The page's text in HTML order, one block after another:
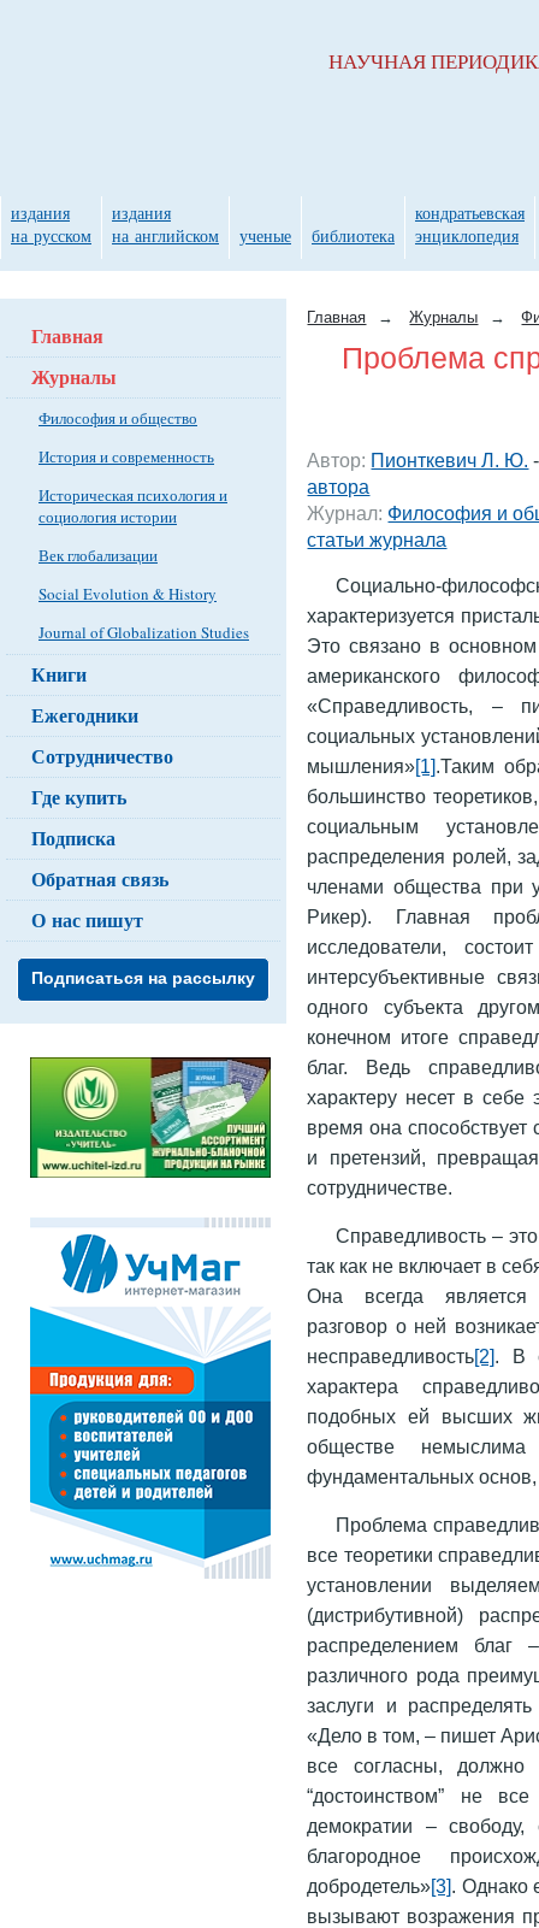
Главная → Журналы →
Проблема
Автор: Пионткевич Л. Ю.
автора
Журнал: Философия и
статьи журнала
Социально-
характеризуется
Это связано в
американского
«Справедливость, –
социальных
мышления»[1].Таким
большинство
социальным
распределения ролей,
членами общества при
Рикер). Главная
исследователи,
интерсубъективные
одного субъекта
конечном итоге
благ. Ведь
характеру несет в
время она
и претензий,
сотрудничестве.
Справедливость –
так как не включает в
Она всегда является
разговор о ней
несправедливость[2]. В
характера
подобных ей высших
обществе
фундаментальных основ,
Проблема
все теоретики
установлении
(дистрибутивной)
распределением благ
различного рода
заслуги и
«Дело в том, – пишет
все согласны, должно
“достоинством” не
демократии – свободу,
благородное
добродетель»[3]. Однако
вызывают возражения
Главная
Журналы
Философия и общество
История и современность
Историческая психология и
социология истории
Век глобализации
Social Evolution & History
Journal of Globalization Studies
Книги
Ежегодники
Сотрудничество
Где купить
Подписка
Обратная связь
О нас пишут
Подписаться на рассылку
НАУЧНАЯ
издания
на русском
издания
на английском
ученые библиотека
кондратьевская
энциклопедия